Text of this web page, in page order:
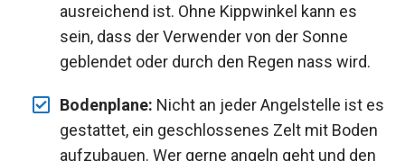
ausreichend ist. Ohne Kippwinkel kann es
sein, dass der Verwender von der Sonne
geblendet oder durch den Regen nass wird.
Bodenplane: Nicht an jeder Angelstelle ist es
gestattet, ein geschlossenes Zelt mit Boden
aufzubauen. Wer gerne angeln geht und den